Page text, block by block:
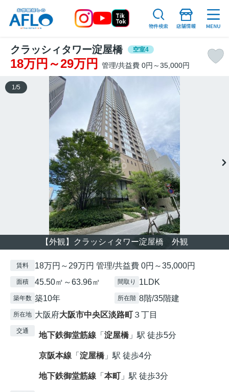
クラッシィタワー淀屋橋 空室4
18万円～29万円 管理/共益費 0円～35,000円
【外観】クラッシィタワー淀屋橋 外観
1 /5
賃料 18万円～29万円 管理/共益費 0円～35,000円
面積 45.50㎡～63.96㎡ 間取り 1LDK
築年数 築10年 所在階 8階/35階建
所在地 大阪府大阪市中央区淡路町 ３丁目
交通 地下鉄御堂筋線 「 淀屋橋」駅 徒歩5分
京阪本線 「 淀屋橋」駅 徒歩4分
地下鉄御堂筋線 「 本町 」駅 徒歩3分